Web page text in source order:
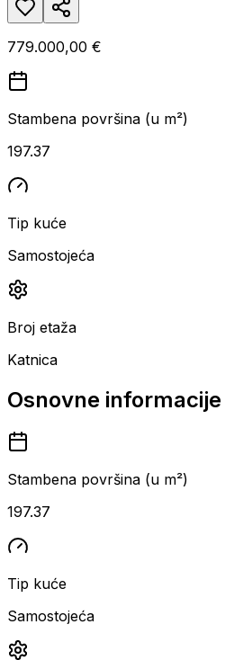
779.000,00 €
Stambena površina (u m²)
197.37
Tip kuće
Samostojeća
Broj etaža
Katnica
Osnovne informacije
Stambena površina (u m²)
197.37
Tip kuće
Samostojeća